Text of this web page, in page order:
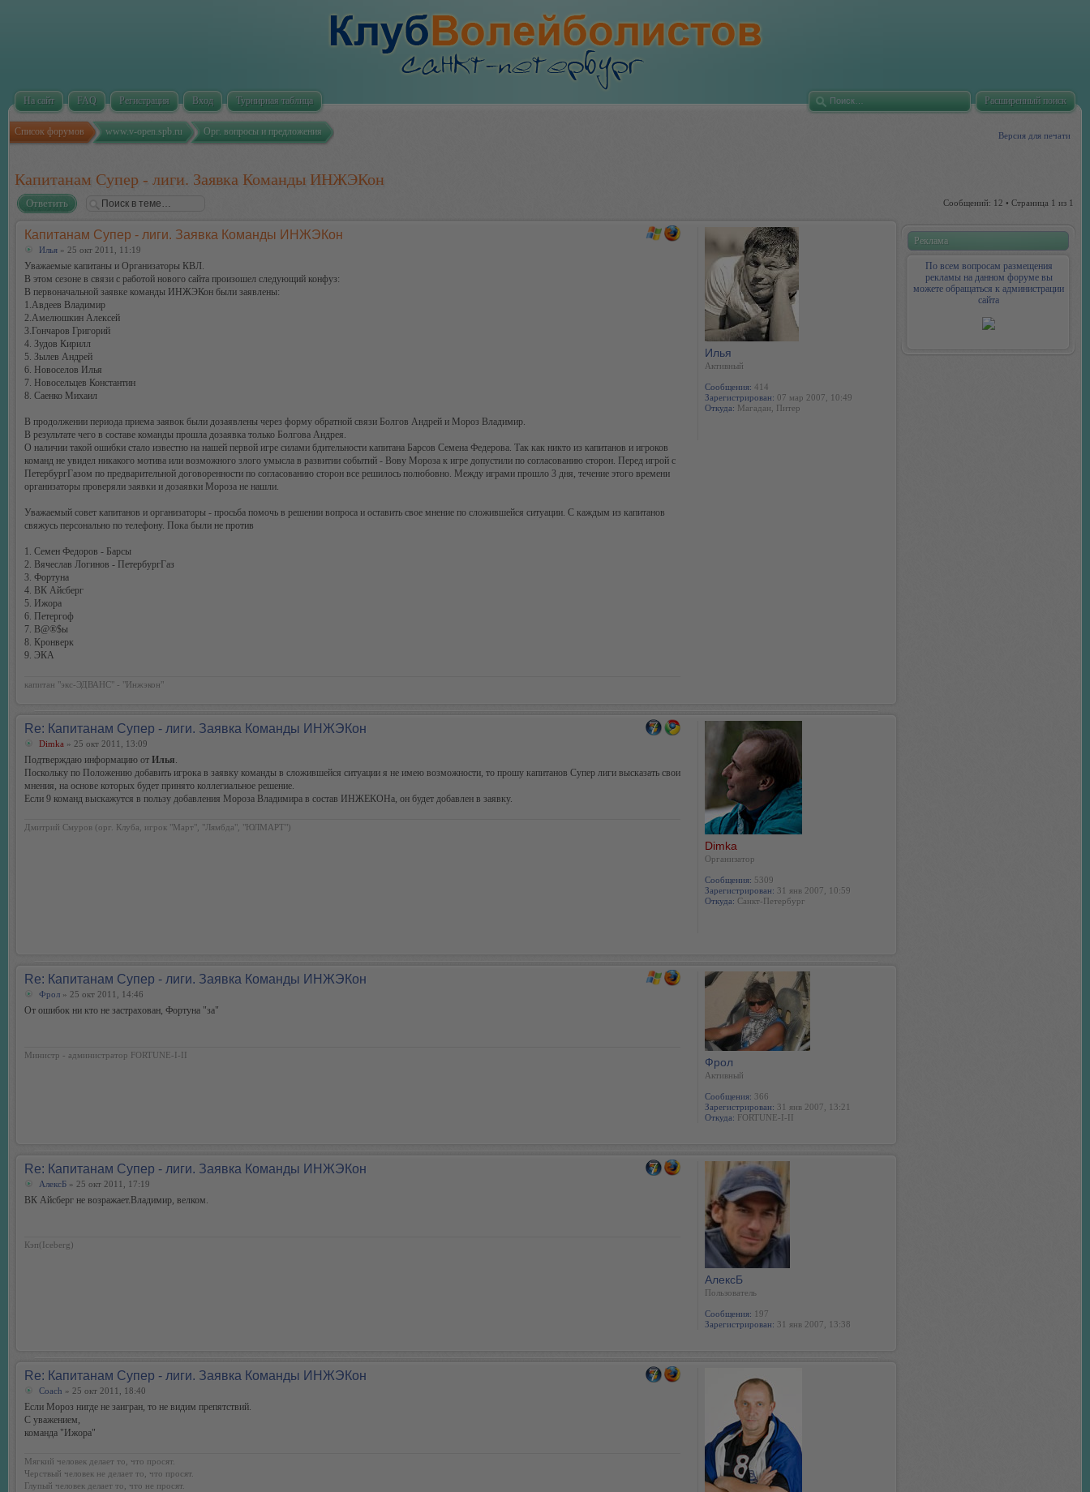
Расширенный поиск
На сайт FAQ Регистрация Вход Турнирная таблица
Версия для печати
Список форумов www.v-open.spb.ru Орг. вопросы и предложения
Капитанам Супер - лиги. Заявка Команды ИНЖЭКон
Ответить Сообщений: 12 • Страница 1 из 1
Капитанам Супер - лиги. Заявка Команды ИНЖЭКон
Илья » 25 окт 2011, 11:19
Уважаемые капитаны и Организаторы КВЛ.
В этом сезоне в связи с работой нового сайта произошел следующий конфуз:
В первоначальной заявке команды ИНЖЭКон были заявлены:
1.Авдеев Владимир
2.Амелюшкин Алексей
3.Гончаров Григорий
4. Зудов Кирилл
5. Зылев Андрей
6. Новоселов Илья
7. Новосельцев Константин
8. Саенко Михаил
В продолжении периода приема заявок были дозаявлены через форму обратной связи Болгов Андрей и Мороз Владимир.
В результате чего в составе команды прошла дозаявка только Болгова Андрея.
О наличии такой ошибки стало известно на нашей первой игре силами бдительности капитана Барсов Семена Федерова. Так как никто из капитанов и игроков
команд не увидел никакого мотива или возможного злого умысла в развитии событий - Вову Мороза к игре допустили по согласованию сторон. Перед игрой с
ПетербургГазом по предварительной договоренности по согласованию сторон все решилось полюбовно. Между играми прошло 3 дня, течение этого времени
организаторы проверяли заявки и дозаявки Мороза не нашли.
Уважаемый совет капитанов и организаторы - просьба помочь в решении вопроса и оставить свое мнение по сложившейся ситуации. С каждым из капитанов
свяжусь персонально по телефону. Пока были не против
1. Семен Федоров - Барсы
2. Вячеслав Логинов - ПетербургГаз
3. Фортуна
4. ВК Айсберг
5. Ижора
6. Петергоф
7. B@®$ы
8. Кронверк
9. ЭКА
капитан "экс-ЭДВАНС" - "Инжэкон"
Илья
Активный
Сообщения: 414
Зарегистрирован: 07 мар 2007, 10:49
Откуда: Магадан, Питер
Re: Капитанам Супер - лиги. Заявка Команды ИНЖЭКон
Dimka » 25 окт 2011, 13:09
Подтверждаю информацию от Илья
Поскольку по Положению добавить игрока в заявку команды в сложившейся ситуации я не имею возможности, то прошу капитанов Супер лиги высказать свои
мнения, на основе которых будет принято коллегиальное решение.
Если 9 команд выскажутся в пользу добавления Мороза Владимира в состав ИНЖЕКОНа, он будет добавлен в заявку.
Дмитрий Смуров (орг. Клуба, игрок "Март", "Лямбда", "ЮЛМАРТ")
Dimka
Oрганизатор
Сообщения: 5309
Зарегистрирован: 31 янв 2007, 10:59
Откуда: Санкт-Петербург
Re: Капитанам Супер - лиги. Заявка Команды ИНЖЭКон
Фрол » 25 окт 2011, 14:46
От ошибок ни кто не застрахован, Фортуна "за"
Министр - администратор FORTUNE-I-II
Фрол
Активный
Сообщения: 366
Зарегистрирован: 31 янв 2007, 13:21
Откуда: FORTUNE-I-II
Re: Капитанам Супер - лиги. Заявка Команды ИНЖЭКон
АлексБ » 25 окт 2011, 17:19
ВК Айсберг не возражает.Владимир, велком.
Кэп(Iceberg)
АлексБ
Пользователь
Сообщения: 197
Зарегистрирован: 31 янв 2007, 13:38
Re: Капитанам Супер - лиги. Заявка Команды ИНЖЭКон
Coach » 25 окт 2011, 18:40
Если Мороз нигде не заигран, то не видим препятствий.
С уважением,
команда "Ижора"
Мягкий человек делает то, что просят.
Черствый человек не делает то, что просят.
Глупый человек делает то, что не просят.
Реклама
По всем вопросам размещения
рекламы на данном форуме вы
можете обращаться к администрации
сайта